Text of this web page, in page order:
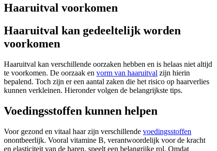
Haaruitval voorkomen
Haaruitval kan gedeeltelijk worden
voorkomen
Haaruitval kan verschillende oorzaken hebben en is helaas niet altijd
te voorkomen. De oorzaak en vorm van haaruitval zijn hierin
bepalend. Toch zijn er een aantal zaken die het risico op haarverlies
kunnen verkleinen. Hieronder volgen de belangrijkste tips.
Voedingsstoffen kunnen helpen
Voor gezond en vitaal haar zijn verschillende voedingsstoffen
onontbeerlijk. Vooral vitamine B, verantwoordelijk voor de kracht
en elasticiteit van de haren, speelt een belangrijke rol. Omdat